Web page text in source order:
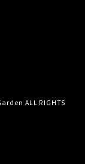
ALL RIGHTS